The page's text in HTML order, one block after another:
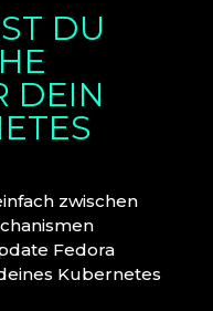
DU
DEIN
zwischen
Fedora
Kubernetes